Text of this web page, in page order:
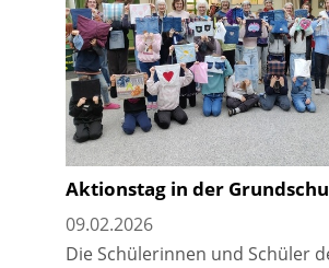
Aktionstag in der
09.02.2026
Die Schülerinnen und Schüler